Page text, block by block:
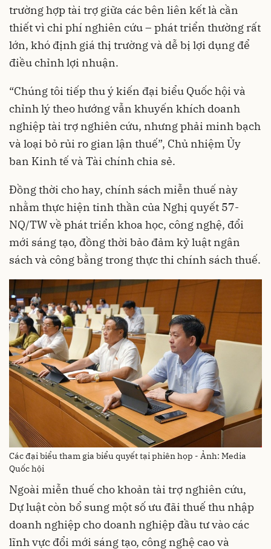
trường hợp tài trợ giữa các bên liên kết là cần
thiết vì chi phí nghiên cứu – phát triển thường rất
lớn, khó định giá thị trường và dễ bị lợi dụng để
điều chỉnh lợi nhuận.
“Chúng tôi tiếp thu ý kiến đại biểu Quốc hội và
chỉnh lý theo hướng vẫn khuyến khích doanh
nghiệp tài trợ nghiên cứu, nhưng phải minh bạch
và loại bỏ rủi ro gian lận thuế”, Chủ nhiệm Ủy
ban Kinh tế và Tài chính chia sẻ.
Đồng thời cho hay, chính sách miễn thuế này
nhằm thực hiện tinh thần của Nghị quyết 57-
NQ/TW về phát triển khoa học, công nghệ, đổi
mới sáng tạo, đồng thời bảo đảm kỷ luật ngân
sách và công bằng trong thực thi chính sách thuế.
Các đại biểu tham gia biểu quyết tại phiên họp - Ảnh: Media
Quốc hội
Ngoài miễn thuế cho khoản tài trợ nghiên cứu,
Dự luật còn bổ sung một số ưu đãi thuế thu nhập
doanh nghiệp cho doanh nghiệp đầu tư vào các
lĩnh vực đổi mới sáng tạo, công nghệ cao và